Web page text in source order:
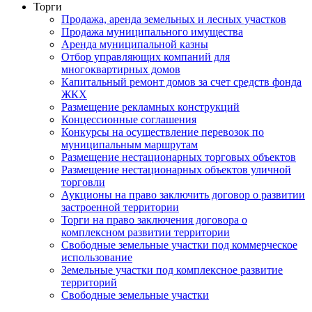
Торги
Продажа, аренда земельных и лесных участков
Продажа муниципального имущества
Аренда муниципальной казны
Отбор управляющих компаний для
многоквартирных домов
Капитальный ремонт домов за счет средств фонда
ЖКХ
Размещение рекламных конструкций
Концессионные соглашения
Конкурсы на осуществление перевозок по
муниципальным маршрутам
Размещение нестационарных торговых объектов
Размещение нестационарных объектов уличной
торговли
Аукционы на право заключить договор о развитии
застроенной территории
Торги на право заключения договора о
комплексном развитии территории
Свободные земельные участки под коммерческое
использование
Земельные участки под комплексное развитие
территорий
Свободные земельные участки